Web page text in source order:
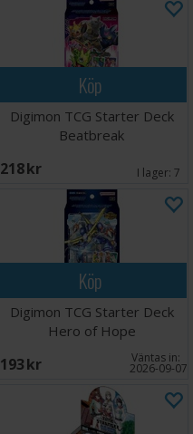
Köp
Digimon TCG Starter Deck
Beatbreak
218 SEK I lager: 7
Köp
Digimon TCG Starter Deck
Hero of Hope
193 SEK Väntas in:
2026-09-07